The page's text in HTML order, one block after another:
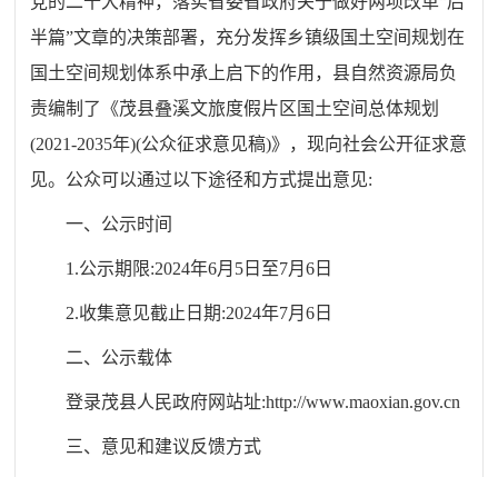
半篇”文章的决策部署，充分发挥乡镇级国土空间规划在
国土空间规划体系中承上启下的作用， 县自然资源局负
责编制了《茂县叠溪文旅度假片区国土空间总体规划
(2021-2035年)(公众征求意见稿)》，现向社会公开征求意
见。公众可以通过以下途径和方式提出意见:
一、公示时间
1.公示期限:2024年6月5日至7月6日
2.收集意见截止日期:2024年7月6日
二、公示载体
登录茂县人民政府网站址:http://www.maoxian.gov.cn
三、意见和建议反馈方式